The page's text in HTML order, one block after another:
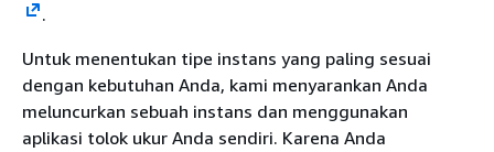
.
Untuk menentukan tipe instans yang paling sesuai
dengan kebutuhan Anda, kami menyarankan Anda
meluncurkan sebuah instans dan menggunakan
aplikasi tolok ukur Anda sendiri. Karena Anda